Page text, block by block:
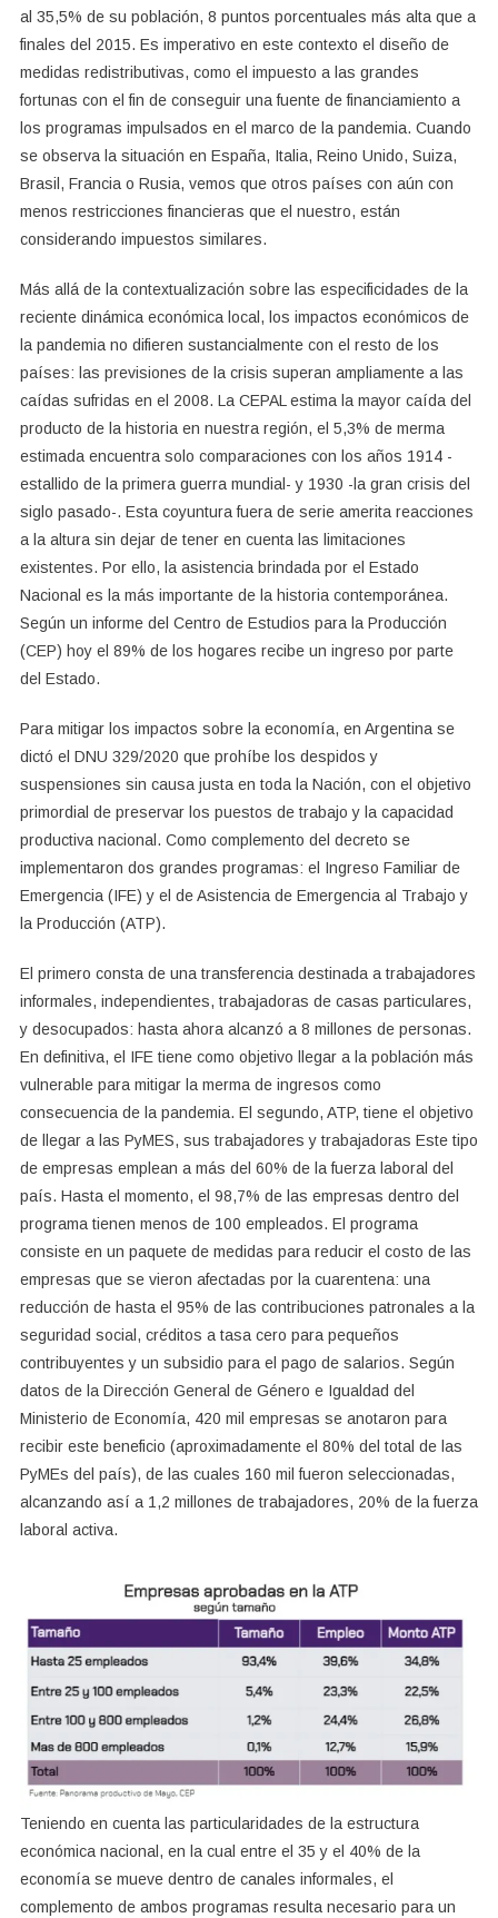
al 35,5% de su población, 8 puntos porcentuales más alta que a
finales del 2015. Es imperativo en este contexto el diseño de
medidas redistributivas, como el impuesto a las grandes
fortunas con el fin de conseguir una fuente de financiamiento a
los programas impulsados en el marco de la pandemia. Cuando
se observa la situación en España, Italia, Reino Unido, Suiza,
Brasil, Francia o Rusia, vemos que otros países con aún con
menos restricciones financieras que el nuestro, están
considerando impuestos similares.
Más allá de la contextualización sobre las especificidades de la
reciente dinámica económica local, los impactos económicos de
la pandemia no difieren sustancialmente con el resto de los
países: las previsiones de la crisis superan ampliamente a las
caídas sufridas en el 2008. La CEPAL estima la mayor caída del
producto de la historia en nuestra región, el 5,3% de merma
estimada encuentra solo comparaciones con los años 1914 -
estallido de la primera guerra mundial- y 1930 -la gran crisis del
siglo pasado-. Esta coyuntura fuera de serie amerita reacciones
a la altura sin dejar de tener en cuenta las limitaciones
existentes. Por ello, la asistencia brindada por el Estado
Nacional es la más importante de la historia contemporánea.
Según un informe del Centro de Estudios para la Producción
(CEP) hoy el 89% de los hogares recibe un ingreso por parte
del Estado.
Para mitigar los impactos sobre la economía, en Argentina se
dictó el DNU 329/2020 que prohíbe los despidos y
suspensiones sin causa justa en toda la Nación, con el objetivo
primordial de preservar los puestos de trabajo y la capacidad
productiva nacional. Como complemento del decreto se
implementaron dos grandes programas: el Ingreso Familiar de
Emergencia (IFE) y el de Asistencia de Emergencia al Trabajo y
la Producción (ATP).
El primero consta de una transferencia destinada a trabajadores
informales, independientes, trabajadoras de casas particulares,
y desocupados: hasta ahora alcanzó a 8 millones de personas.
En definitiva, el IFE tiene como objetivo llegar a la población más
vulnerable para mitigar la merma de ingresos como
consecuencia de la pandemia. El segundo, ATP, tiene el objetivo
de llegar a las PyMES, sus trabajadores y trabajadoras Este tipo
de empresas emplean a más del 60% de la fuerza laboral del
país. Hasta el momento, el 98,7% de las empresas dentro del
programa tienen menos de 100 empleados. El programa
consiste en un paquete de medidas para reducir el costo de las
empresas que se vieron afectadas por la cuarentena: una
reducción de hasta el 95% de las contribuciones patronales a la
seguridad social, créditos a tasa cero para pequeños
contribuyentes y un subsidio para el pago de salarios. Según
datos de la Dirección General de Género e Igualdad del
Ministerio de Economía, 420 mil empresas se anotaron para
recibir este beneficio (aproximadamente el 80% del total de las
PyMEs del país), de las cuales 160 mil fueron seleccionadas,
alcanzando así a 1,2 millones de trabajadores, 20% de la fuerza
laboral activa.
Teniendo en cuenta las particularidades de la estructura
económica nacional, en la cual entre el 35 y el 40% de la
economía se mueve dentro de canales informales, el
complemento de ambos programas resulta necesario para un